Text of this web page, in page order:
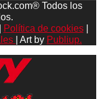
Todos los
Política de cookies|
| Art by Publiup.